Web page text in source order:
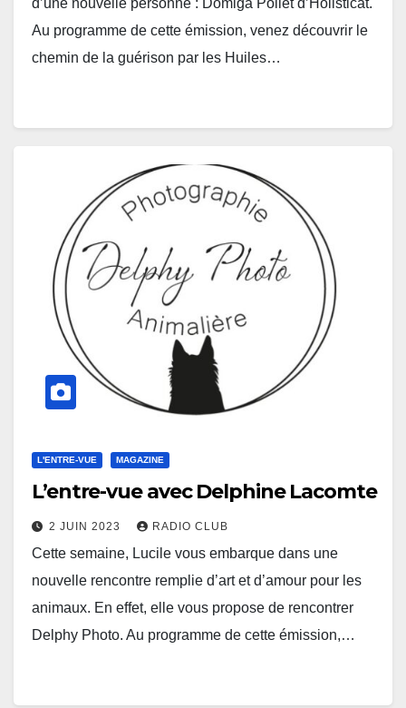
Au programme de cette émission, venez découvrir le
chemin de la guérison par les Huiles…
L'ENTRE-VUE MAGAZINE
L’entre-vue avec Delphine Lacomte
2 JUIN 2023 RADIO CLUB
Cette semaine, Lucile vous embarque dans une
nouvelle rencontre remplie d’art et d’amour pour les
animaux. En effet, elle vous propose de rencontrer
Delphy Photo. Au programme de cette émission,…